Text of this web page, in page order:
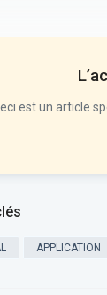
est un article
APPLICATION